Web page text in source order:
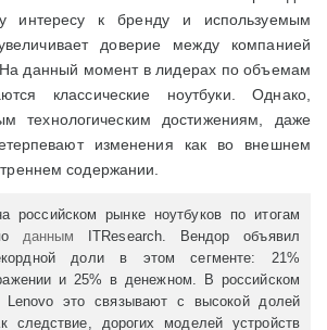
интересу к бренду и используемым
доверие между компанией
данный момент в лидерах по объемам
классические ноутбуки. Однако,
технологическим достижениям, даже
изменения как во внешнем
содержании.
российском рынке ноутбуков по итогам
данным ITResearch. Вендор объявил
доли в этом сегменте: 21%
и 25% в денежном. В российском
Lenovo это связывают с высокой долей
следствие, дорогих моделей устройств